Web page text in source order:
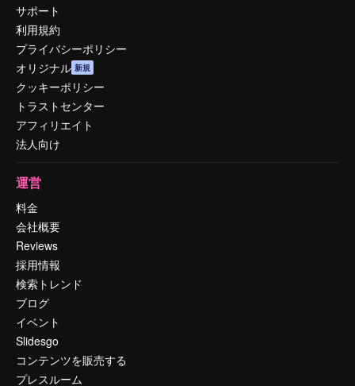
サポート
利用規約
プライバシーポリシー
オリジナル 新規
クッキーポリシー
トラストセンター
アフィリエイト
法人向け
運営
料金
会社概要
Reviews
採用情報
検索トレンド
ブログ
イベント
Slidesgo
コンテンツを販売する
プレスルーム